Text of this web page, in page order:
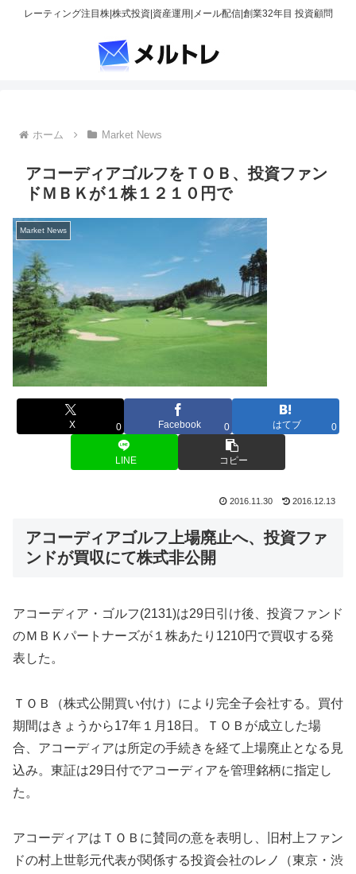
レーティング注目株|株式投資|資産運用|メール配信|創業32年目 投資顧問
ホーム Market News
アコーディアゴルフをＴＯＢ、投資ファン
ドＭＢＫが１株１２１０円で
Market News
X 0 Facebook 0 はてブ 0
LINE コピー
2016.11.30 2016.12.13
アコーディアゴルフ上場廃止へ、投資ファ
ンドが買収にて株式非公開
アコーディア・ゴルフ(2131)は29日引け後、投資ファンド
のＭＢＫパートナーズが１株あたり1210円で買収する発
表した。
ＴＯＢ（株式公開買い付け）により完全子会社する。買付
期間はきょうから17年１月18日。ＴＯＢが成立した場
合、アコーディアは所定の手続きを経て上場廃止となる見
込み。東証は29日付でアコーディアを管理銘柄に指定し
た。
アコーディアはＴＯＢに賛同の意を表明し、旧村上ファン
ドの村上世彰元代表が関係する投資会社のレノ（東京・渋